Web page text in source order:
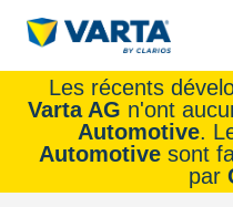
Les récents
Varta AG n'ont
Automotive.
Automotive sont
par